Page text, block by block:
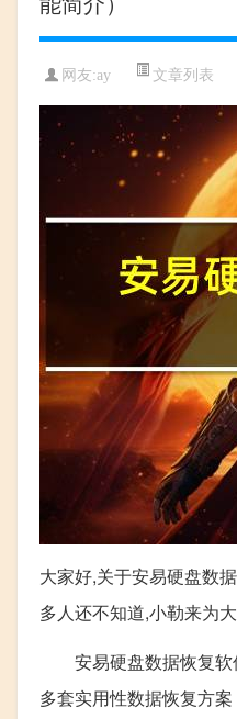
网友:ay 文章列表
大家好,关于安易硬盘数
多人还不知道,小勒来为
安易硬盘数据恢复软
多套实用性数据恢复方